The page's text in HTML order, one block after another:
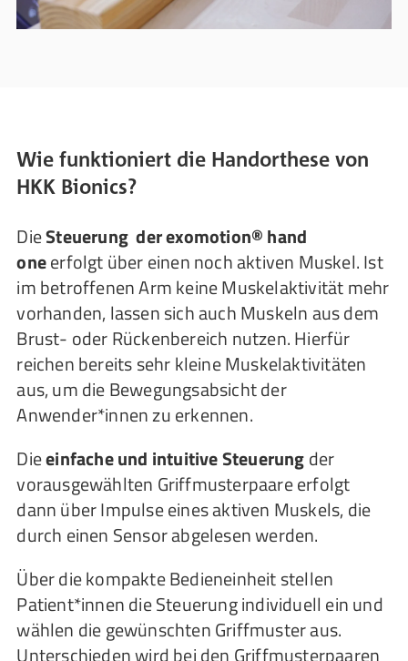
Wie funktioniert die Handorthese von
HKK Bionics?
DieSteuerung der exomotion® hand
oneerfolgt über einen noch aktiven Muskel. Ist
im betroffenen Arm keine Muskelaktivität mehr
vorhanden, lassen sich auch Muskeln aus dem
Brust- oder Rückenbereich nutzen. Hierfür
reichen bereits sehr kleine Muskelaktivitäten
aus, um die Bewegungsabsicht der
Anwender*innen zu erkennen.
Dieeinfache und intuitive Steuerungder
vorausgewählten Griffmusterpaare erfolgt
dann über Impulse eines aktiven Muskels, die
durch einen Sensor abgelesen werden.
Über die kompakte Bedieneinheit stellen
Patient*innen die Steuerung individuell ein und
wählen die gewünschten Griffmuster aus.